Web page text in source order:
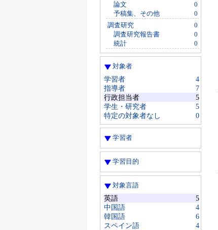
論文
0
予稿集、その他
0
調査研究
0
調査研究報告書
0
統計
0
対象者
学習者
4
指導者
7
行政担当者
5
学生・研究者
5
特定の対象者なし
0
学習者
学習目的
対象言語
英語
5
中国語
4
韓国語
6
スペイン語
4